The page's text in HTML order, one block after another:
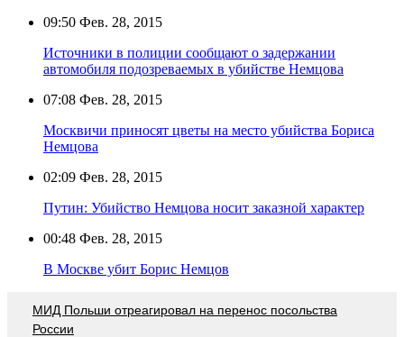
09:50 Фев. 28, 2015
Источники в полиции сообщают о задержании
автомобиля подозреваемых в убийстве Немцова
07:08 Фев. 28, 2015
Москвичи приносят цветы на место убийства Бориса
Немцова
02:09 Фев. 28, 2015
Путин: Убийство Немцова носит заказной характер
00:48 Фев. 28, 2015
В Москве убит Борис Немцов
МИД Польши отреагировал на перенос посольства
России